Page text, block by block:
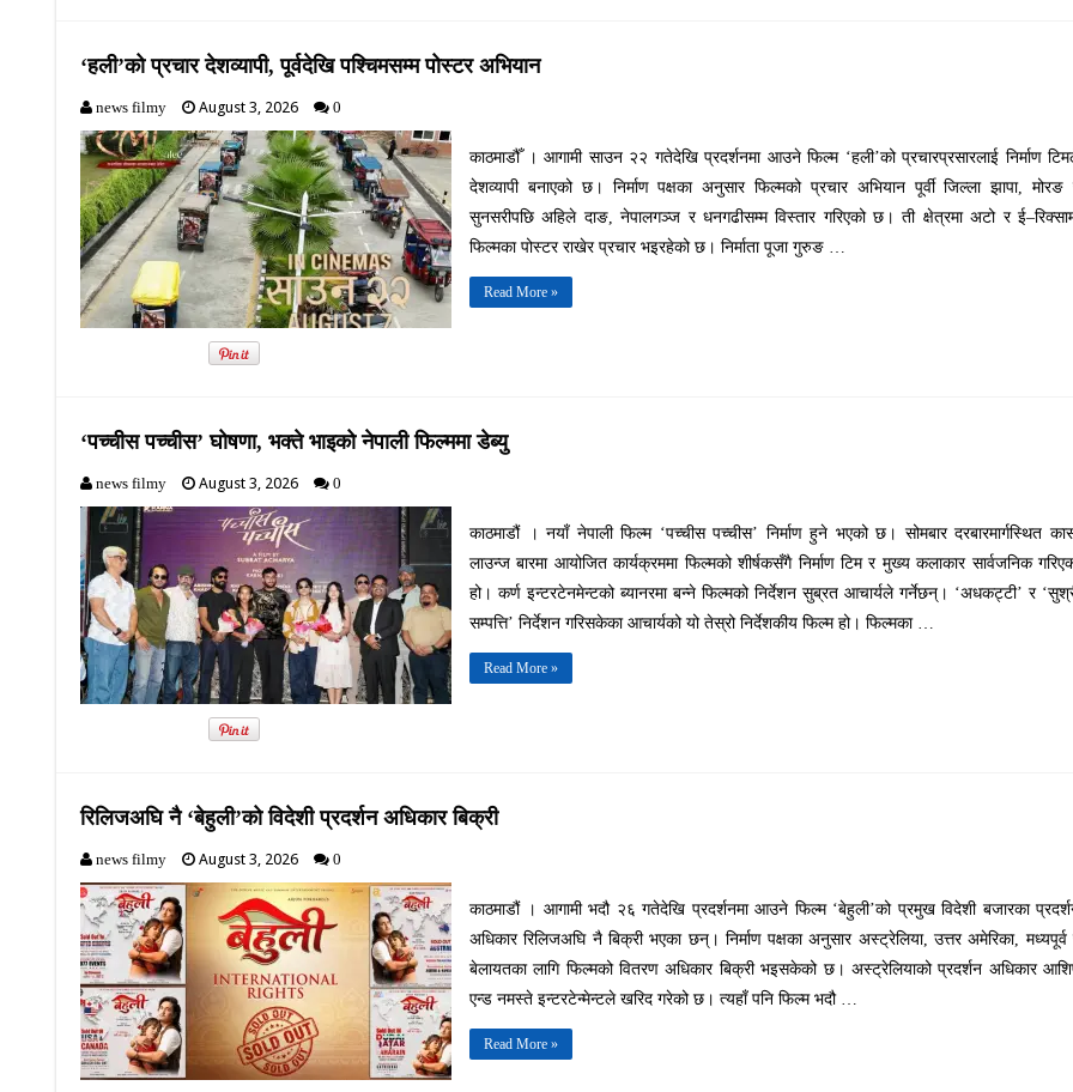
‘हली’को प्रचार देशव्यापी, पूर्वदेखि पश्चिमसम्म पोस्टर अभियान
news filmy August 3, 2026 0
काठमाडौँ । आगामी साउन २२ गतेदेखि प्रदर्शनमा आउने फिल्म ‘हली’को प्रचारप्रसारलाई निर्माण
देशव्यापी बनाएको छ। निर्माण पक्षका अनुसार फिल्मको प्रचार अभियान पूर्वी जिल्ला झापा, मोरङ
सुनसरीपछि अहिले दाङ, नेपालगञ्ज र धनगढीसम्म विस्तार गरिएको छ। ती क्षेत्रमा अटो र
फिल्मका पोस्टर राखेर प्रचार भइरहेको छ। निर्माता पूजा गुरुङ …
Read More »
‘पच्चीस पच्चीस’ घोषणा, भक्ते भाइको नेपाली फिल्ममा डेब्यु
news filmy August 3, 2026 0
काठमाडौं । नयाँ नेपाली फिल्म ‘पच्चीस पच्चीस’ निर्माण हुने भएको छ। सोमबार दरबारमार्गस्थित
लाउन्ज बारमा आयोजित कार्यक्रममा फिल्मको शीर्षकसँगै निर्माण टिम र मुख्य कलाकार सार्वजनिक
हो। कर्ण इन्टरटेनमेन्टको ब्यानरमा बन्ने फिल्मको निर्देशन सुब्रत आचार्यले गर्नेछन्। ‘अधकट्टी’ र
सम्पत्ति’ निर्देशन गरिसकेका आचार्यको यो तेस्रो निर्देशकीय फिल्म हो। फिल्मका …
Read More »
रिलिजअघि नै ‘बेहुली’को विदेशी प्रदर्शन अधिकार बिक्री
news filmy August 3, 2026 0
काठमाडौं । आगामी भदौ २६ गतेदेखि प्रदर्शनमा आउने फिल्म ‘बेहुली’को प्रमुख विदेशी बजारका
अधिकार रिलिजअघि नै बिक्री भएका छन्। निर्माण पक्षका अनुसार अस्ट्रेलिया, उत्तर अमेरिका, मध्यपूर्व
बेलायतका लागि फिल्मको वितरण अधिकार बिक्री भइसकेको छ। अस्ट्रेलियाको प्रदर्शन अधिकार
एन्ड नमस्ते इन्टरटेन्मेन्टले खरिद गरेको छ। त्यहाँ पनि फिल्म भदौ …
Read More »